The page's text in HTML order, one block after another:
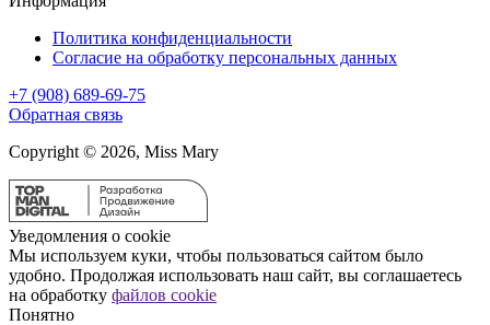
Политика конфиденциальности
Согласие на обработку персональных данных
+7 (908) 689-69-75
Обратная связь
Copyright © 2026, Miss Mary
Уведомления о cookie
Мы используем куки, чтобы пользоваться сайтом было
удобно. Продолжая использовать наш сайт, вы соглашаетесь
на обработку файлов cookie
Понятно